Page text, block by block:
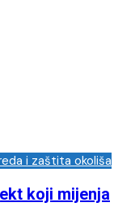
i zaštita okoliša
koji mijenja